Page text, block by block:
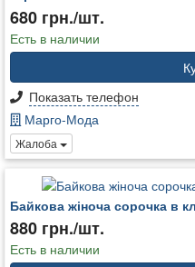
680 грн./шт.
Есть в наличии
Показать телефон
Марго-Мода
Жалоба
Байкова жіноча сорочка в
880 грн./шт.
Есть в наличии